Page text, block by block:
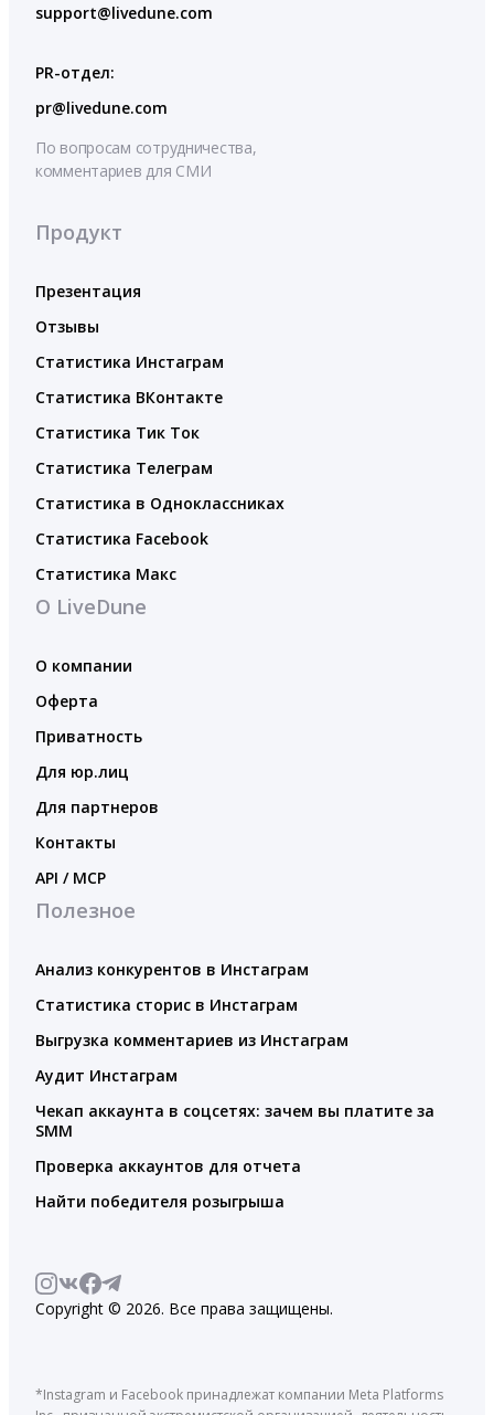
support@livedune.com
PR-отдел:
pr@livedune.com
По вопросам сотрудничества,
комментариев для СМИ
Продукт
Презентация
Отзывы
Статистика Инстаграм
Статистика ВКонтакте
Статистика Тик Ток
Статистика Телеграм
Статистика в Одноклассниках
Статистика Facebook
Статистика Макс
О LiveDune
О компании
Оферта
Приватность
Для юр.лиц
Для партнеров
Контакты
API / MCP
Полезное
Анализ конкурентов в Инстаграм
Статистика сторис в Инстаграм
Выгрузка комментариев из Инстаграм
Аудит Инстаграм
Чекап аккаунта в соцсетях: зачем вы платите за
SMM
Проверка аккаунтов для отчета
Найти победителя розыгрыша
Copyright © 2026. Все права защищены.
*Instagram и Facebook принадлежат компании Meta Platforms